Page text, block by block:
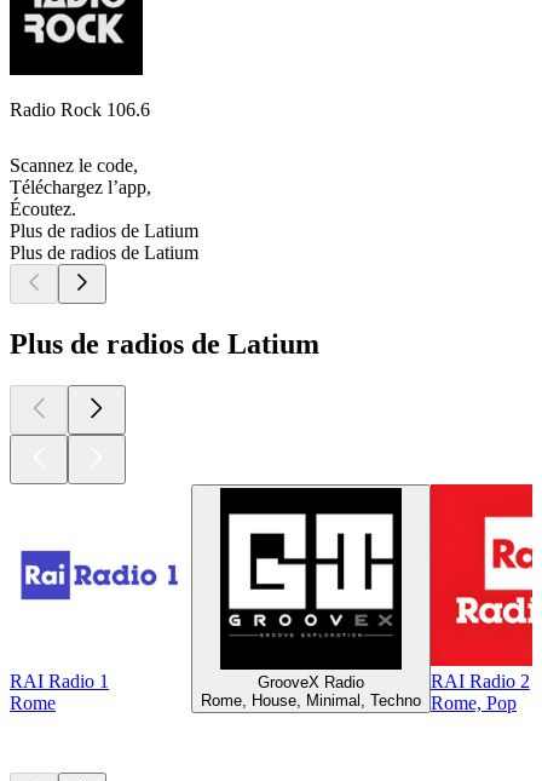
Radio Rock 106.6
Scannez le code,
Téléchargez l’app,
Écoutez.
Plus de radios de Latium
Plus de radios de Latium
Plus de radios de Latium
RAI Radio 1
Rome
GrooveX Radio
Rome, House, Minimal, Techno
RAI Radio 2
Rome, Pop